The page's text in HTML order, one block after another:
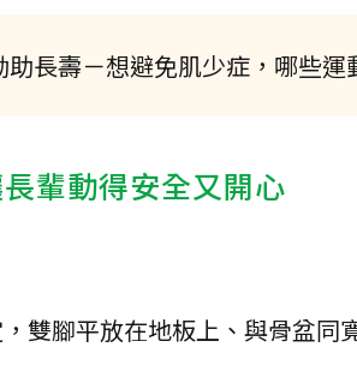
長壽－想避免肌少症，哪些運
輩動得安全又開心
雙腳平放在地板上、與骨盆